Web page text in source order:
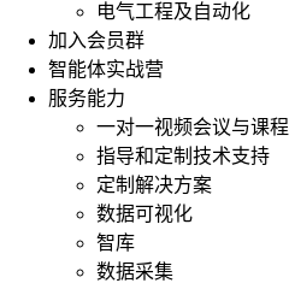
电气工程及自动化
加入会员群
智能体实战营
服务能力
一对一视频会议与课程
指导和定制技术支持
定制解决方案
数据可视化
智库
数据采集